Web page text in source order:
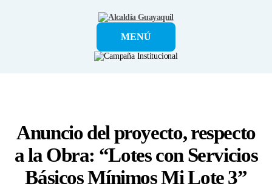
Alcaldía
GuayaquilMENÚ
Anuncio del proyecto, respecto
a la Obra: “Lotes con Servicios
Básicos Mínimos Mi Lote 3”